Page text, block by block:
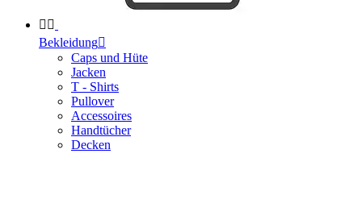
 
Bekleidung
Caps und Hüte
Jacken
T - Shirts
Pullover
Accessoires
Handtücher
Decken